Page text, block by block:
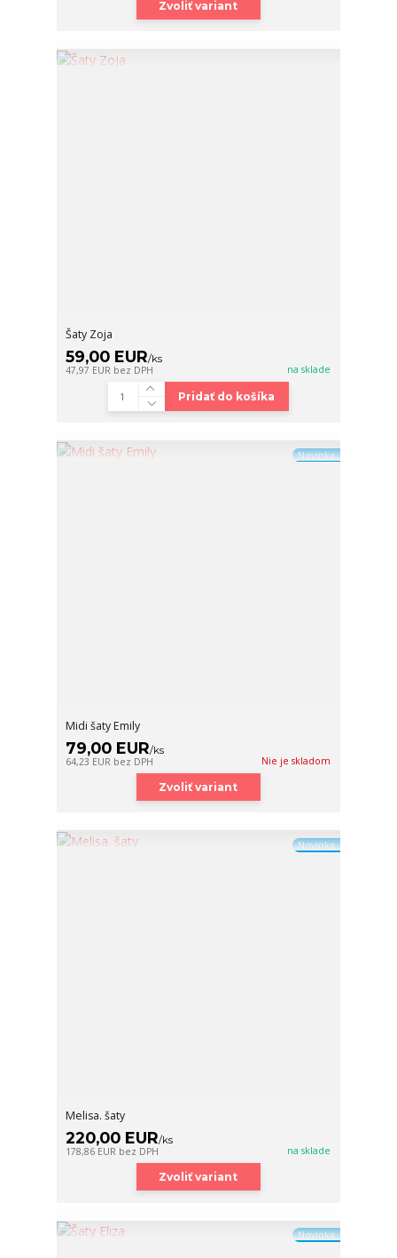
Zvoliť variant
Šaty Zoja
59,00 EUR/ks
47,97 EUR bez DPH na sklade
Pridať do košíka
Novinka
Midi šaty Emily
79,00 EUR/ks
64,23 EUR bez DPH Nie je skladom
Zvoliť variant
Novinka
Melisa. šaty
220,00 EUR/ks
178,86 EUR bez DPH na sklade
Zvoliť variant
Novinka